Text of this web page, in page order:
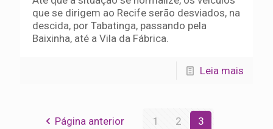
que se dirigem ao Recife serão desviados, na
descida, por Tabatinga, passando pela
Baixinha, até a Vila da Fábrica.
Leia mais
Página anterior 1 2 3